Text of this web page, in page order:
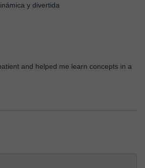
y divertida
and helped me learn concepts in a